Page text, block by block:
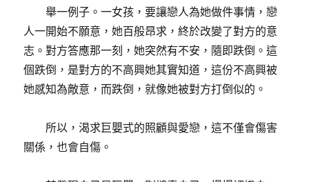
舉一例子。一女孩，要讓戀人為她做件事情，戀
人一開始不願意，她百般昂求，終於改變了對方的意
志。對方答應那一刻，她突然有不安，隨即跌倒。這
個跌倒，是對方的不高興她其實知道，這份不高興被
她感知為敵意，而跌倒，就像她被對方打倒似的。
所以，渴求巨嬰式的照顧與愛戀，這不僅會傷害
關係，也會自傷。